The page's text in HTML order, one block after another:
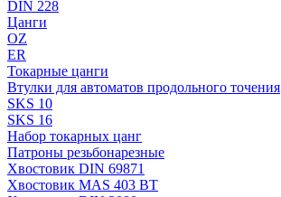
DIN 228
Цанги
OZ
ER
Токарные цанги
Втулки для автоматов продольного точения
SKS 10
SKS 16
Набор токарных цанг
Патроны резьбонарезные
Хвостовик DIN 69871
Хвостовик MAS 403 BT